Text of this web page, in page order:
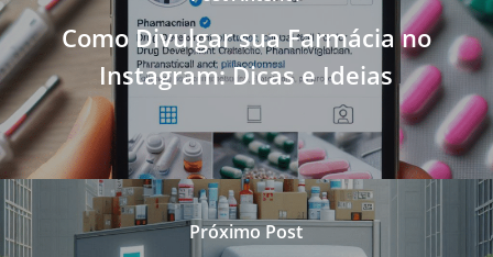
Como Divulgar sua Farmácia no
Instagram: Dicas e Ideias
Próximo Post